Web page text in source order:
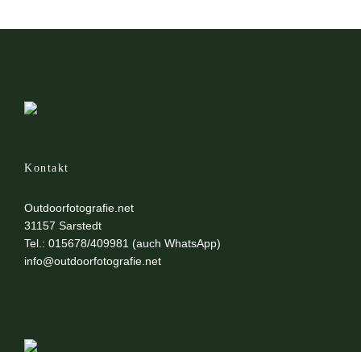
Kontakt
Outdoorfotografie.net
31157 Sarstedt
Tel.: 015678/409981 (auch WhatsApp)
info@outdoorfotografie.net